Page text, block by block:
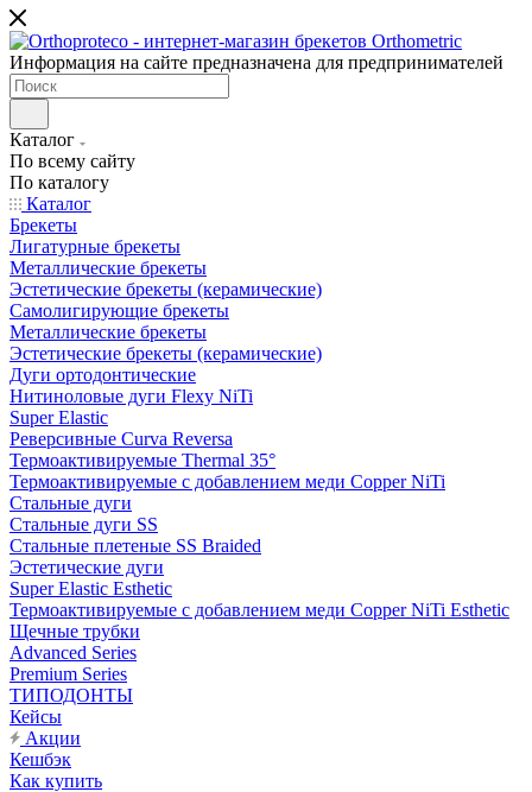
Информация на сайте предназначена для предпринимателей
Каталог
По всему сайту
По каталогу
Каталог
Брекеты
Лигатурные брекеты
Металлические брекеты
Эстетические брекеты (керамические)
Самолигирующие брекеты
Металлические брекеты
Эстетические брекеты (керамические)
Дуги ортодонтические
Нитиноловые дуги Flexy NiTi
Super Elastic
Реверсивные Curva Reversa
Термоактивируемые Thermal 35°
Термоактивируемые с добавлением меди Copper NiTi
Стальные дуги
Стальные дуги SS
Стальные плетеные SS Braided
Эстетические дуги
Super Elastic Esthetic
Термоактивируемые с добавлением меди Copper NiTi Esthetic
Щечные трубки
Advanced Series
Premium Series
ТИПОДОНТЫ
Кейсы
Акции
Кешбэк
Как купить